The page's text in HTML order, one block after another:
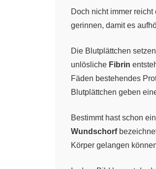
Doch nicht immer
gerinnen, damit es
Die Blutplättchen
unlösliche Fibrin
Fäden bestehendes
Blutplättchen geben
Bestimmt hast schon
Wundschorf
Körper gelangen